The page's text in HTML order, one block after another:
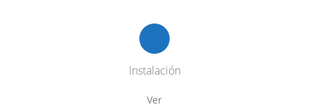
Instalación
Ver